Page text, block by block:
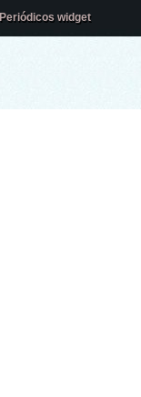
Periódicos widget